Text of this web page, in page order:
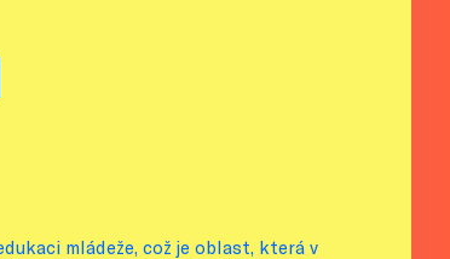
mládeže, což je oblast, která v